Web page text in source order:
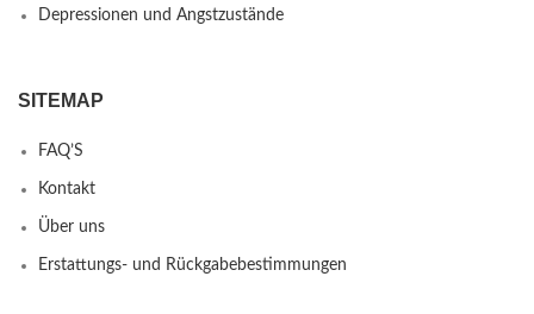
Depressionen und Angstzustände
SITEMAP
FAQ’S
Kontakt
Über uns
Erstattungs- und Rückgabebestimmungen